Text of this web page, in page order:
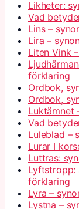
Likheter:
Vad
Lins –
Lira –
Liten Vink
förklaring
Ordbok,
Ordbok,
Luktämnet
Vad
Luleblad –
Lurar I
Luttras:
Lyftstropp:
förklaring
Lyra –
Lystna –